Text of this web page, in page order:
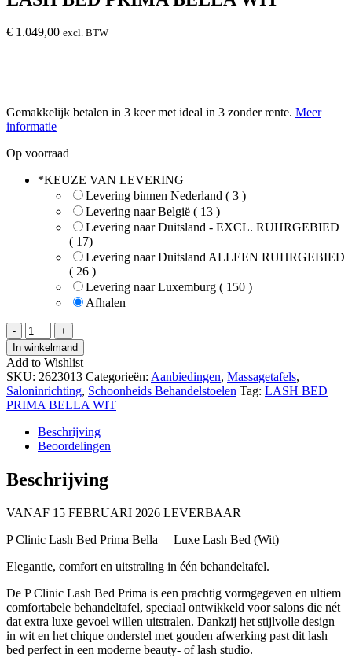
€ 1.049,00 excl. BTW
Gemakkelijk betalen in 3 keer met ideal in 3 zonder rente. Meer
informatie
Op voorraad
*KEUZE VAN LEVERING
Levering binnen Nederland ( 3 )
Levering naar België ( 13 )
Levering naar Duitsland - EXCL. RUHRGEBIED
( 17)
Levering naar Duitsland ALLEEN RUHRGEBIED
( 26 )
Levering naar Luxemburg ( 150 )
Afhalen
-
LASH
BED
PRIMA
BELLA
WIT
hoeveelheid
+
In winkelmand
Add to Wishlist
SKU: 2623013 Categorieën: Aanbiedingen, Massagetafels,
Saloninrichting, Schoonheids Behandelstoelen Tag: LASH BED
PRIMA BELLA WIT
Beschrijving
Beoordelingen
Beschrijving
VANAF 15 FEBRUARI 2026 LEVERBAAR
P Clinic Lash Bed Prima Bella – Luxe Lash Bed (Wit)
Elegantie, comfort en uitstraling in één behandeltafel.
De P Clinic Lash Bed Prima is een prachtig vormgegeven en ultiem
comfortabele behandeltafel, speciaal ontwikkeld voor salons die nét
dat extra luxe gevoel willen uitstralen. Dankzij het stijlvolle design
in wit en het chique onderstel met gouden afwerking past dit lash
bed perfect in een moderne beauty- of lash studio.